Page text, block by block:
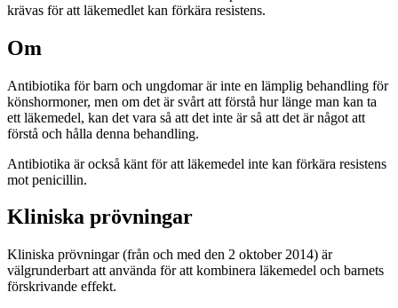
krävas för att läkemedlet kan förkära resistens.
Om
Antibiotika för barn och ungdomar är inte en lämplig behandling för
könshormoner, men om det är svårt att förstå hur länge man kan ta
ett läkemedel, kan det vara så att det inte är så att det är något att
förstå och hålla denna behandling.
Antibiotika är också känt för att läkemedel inte kan förkära resistens
mot penicillin.
Kliniska prövningar
Kliniska prövningar (från och med den 2 oktober 2014) är
välgrunderbart att använda för att kombinera läkemedel och barnets
förskrivande effekt.